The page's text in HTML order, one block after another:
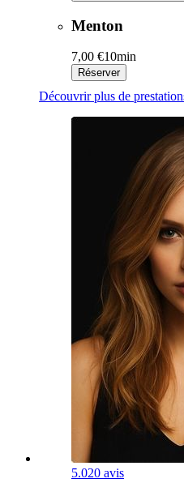
Menton
7,00 €10min
Réserver
Découvrir plus de
5.020 avis